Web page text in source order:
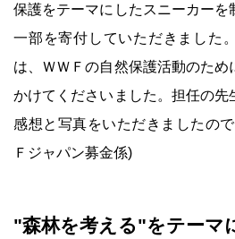
保護をテーマにしたスニーカーを
一部を寄付していただきました
は、ＷＷＦの自然保護活動のた
かけてくださいました。担任の先
感想と写真をいただきましたの
Ｆジャパン募金係)
"森林を考える"をテーマ